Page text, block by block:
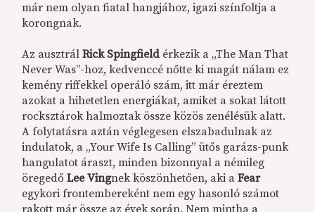
már nem olyan fiatal hangjához, igazi színfoltja a
korongnak.
Az ausztrálRick Spingfield érkezik a „The Man That
Never Was”-hoz, kedvenccé nőtte ki magát nálam ez
kemény riffekkel operáló szám, itt már éreztem
azokat a hihetetlen energiákat, amiket a sokat látott
rocksztárok halmoztak össze közös zenélésük alatt.
A folytatásra aztán véglegesen elszabadulnak az
indulatok, a „Your Wife Is Calling” ütős garázs-punk
hangulatot áraszt, minden bizonnyal a némileg
öregedőLee Vingnek köszönhetően, aki aFear
egykori frontembereként nem egy hasonló számot
rakott már össze az évek során. Nem mintha a